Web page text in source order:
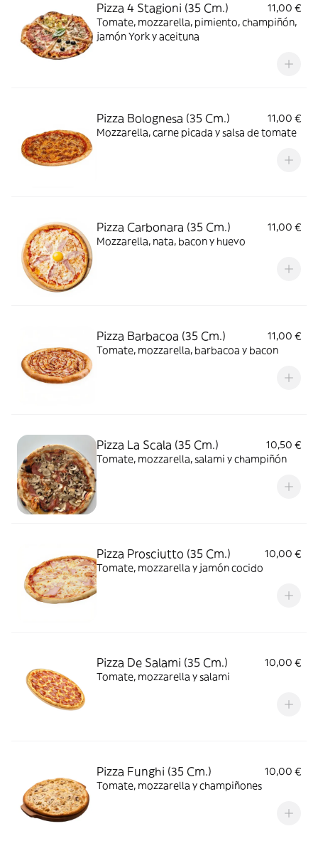
Pizza 4 Stagioni (35 Cm.)
11,00 €
Tomate, mozzarella, pimiento, champiñón,
jamón York y aceituna
Pizza Bolognesa (35 Cm.)
11,00 €
Mozzarella, carne picada y salsa de tomate
Pizza Carbonara (35 Cm.)
11,00 €
Mozzarella, nata, bacon y huevo
Pizza Barbacoa (35 Cm.)
11,00 €
Tomate, mozzarella, barbacoa y bacon
Pizza La Scala (35 Cm.)
10,50 €
Tomate, mozzarella, salami y champiñón
Pizza Prosciutto (35 Cm.)
10,00 €
Tomate, mozzarella y jamón cocido
Pizza De Salami (35 Cm.)
10,00 €
Tomate, mozzarella y salami
Pizza Funghi (35 Cm.)
10,00 €
Tomate, mozzarella y champiñones